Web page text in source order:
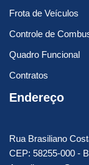
Frota de Veículos
Controle de
Quadro Funcional
Contratos
Endereço
Rua Brasiliano
CEP: 58255-000 -